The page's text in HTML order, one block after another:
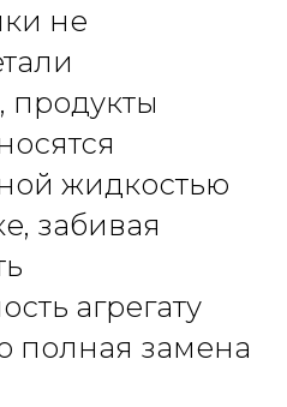
не
продукты
жидкостью
забивая
агрегату
полная замена